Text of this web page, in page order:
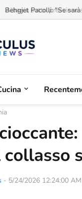
Behgjet Pacolli: "Se
- 5/24/2026 12:24:00 AM